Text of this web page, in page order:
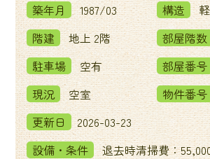
築年月
1987/03 構造
階建
地上 2階 部屋階数
駐車場
空有 部屋番号
現況
空室 物件番号
更新日
2026-03-23
設備・条件
退去時清掃費：